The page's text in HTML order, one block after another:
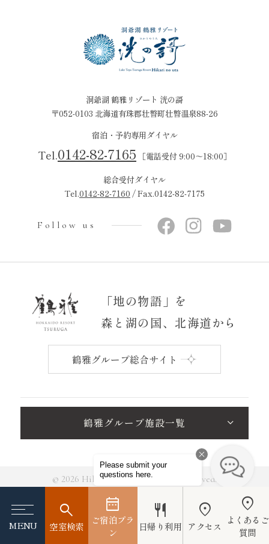
洞爺湖 鶴雅リゾート 洸の謌
〒052-0103 北海道有珠郡壮瞥町壮瞥温泉88-26
宿泊・予約専用ダイヤル
Tel.0142-82-7165 ［電話受付 9:00～18:00］
総合受付ダイヤル
Tel.0142-82-7160 / Fax.0142-82-7175
Follow us
「地の物語」を
森と湖の国、北海道から
鶴雅グループ総合サイト
鶴雅グループ施設一覧
© 2026 Hikarino-Uta All Rights Reserved.
MENU 空室検索
ご宿泊プラ
ン
日帰り利用 アクセス
よくあるご
質問